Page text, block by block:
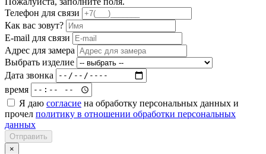
Телефон для связи
Как вас зовут?
E-mail для связи
Адрес для замера
Выбрать изделие
Дата звонка
время
Я даю согласие на обработку персональных данных и
прочел политику в отношении обработки персональных
данных
Отправить
×